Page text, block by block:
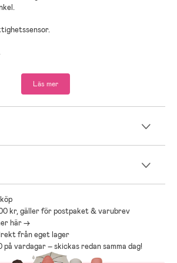
Från nyfödd.
Läs mer
kr, gäller för postpaket & varubrev
här ->
från eget lager
på vardagar – skickas redan samma dag!